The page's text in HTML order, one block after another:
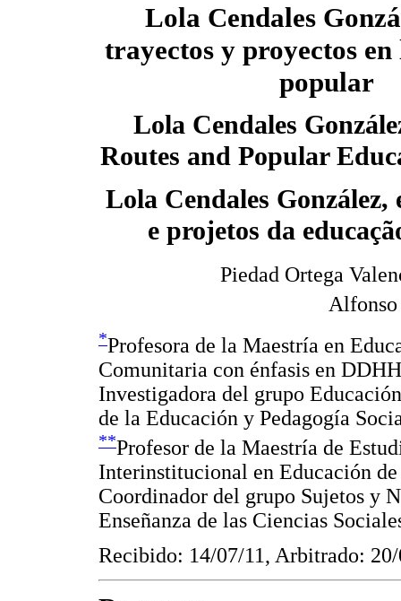
Lola Cendales
trayectos y proyectos
popular
Lola Cendales
Routes and Popular
Lola Cendales González,
e projetos da
Piedad Ortega
*Profesora de la Maestría en
Comunitaria con énfasis en
Investigadora del grupo
de la Educación y Pedagogía
**Profesor de la Maestría de
Interinstitucional en Educación
Coordinador del grupo Sujetos y
Enseñanza de las Ciencias
Recibido: 14/07/11, Arbitrado: